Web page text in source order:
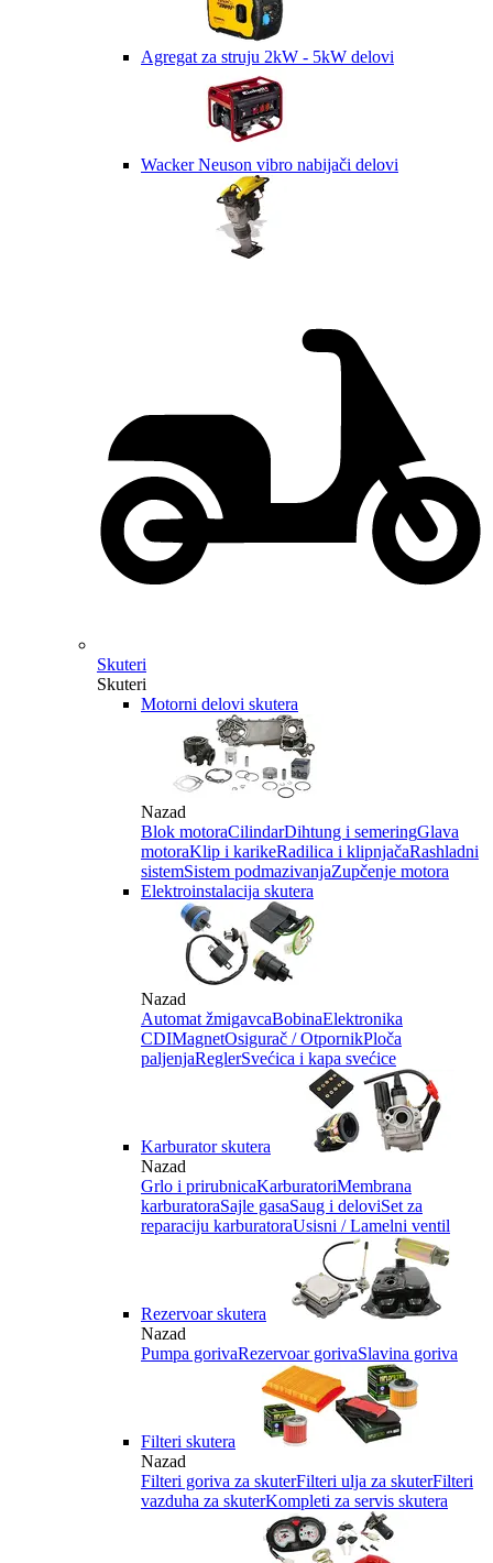
Agregat za struju 2kW - 5kW delovi
Wacker Neuson vibro nabijači delovi
Skuteri
Skuteri
Motorni delovi skutera
Nazad
Blok motoraCilindarDihtung i semeringGlava
motoraKlip i karikeRadilica i klipnjačaRashladni
sistemSistem podmazivanjaZupčenje motora
Elektroinstalacija skutera
Nazad
Automat žmigavcaBobinaElektronika
CDIMagnetOsigurač / OtpornikPloča
paljenjaReglerSvećica i kapa svećice
Karburator skutera
Nazad
Grlo i prirubnicaKarburatoriMembrana
karburatoraSajle gasaSaug i deloviSet za
reparaciju karburatoraUsisni / Lamelni ventil
Rezervoar skutera
Nazad
Pumpa gorivaRezervoar gorivaSlavina goriva
Filteri skutera
Nazad
Filteri goriva za skuterFilteri ulja za skuterFilteri
vazduha za skuterKompleti za servis skutera